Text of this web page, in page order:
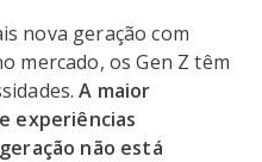
nova geração com
mercado, os Gen Z têm
A maior
experiências
não está